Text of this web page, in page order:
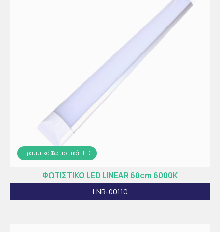
Γραμμικά Φωτιστικά LED
ΦΩΤΙΣΤΙΚΟ LED LINEAR 60cm 6000K
LNR-00110